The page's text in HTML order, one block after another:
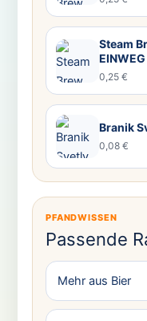
Steam
EINWEG
0,25 €
Branik
0,08 €
PFANDWISSEN
Passende
Mehr aus Bier